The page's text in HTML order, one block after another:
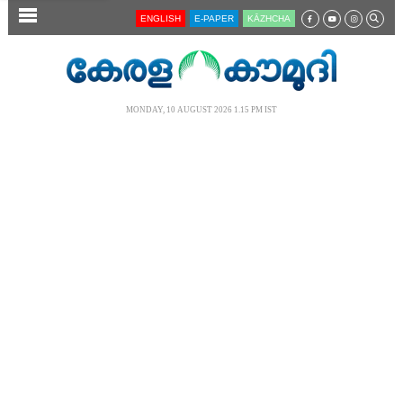
SECTIONS ENGLISH E-PAPER KĀZHCHA
MONDAY, 10 AUGUST 2026 1.15 PM IST